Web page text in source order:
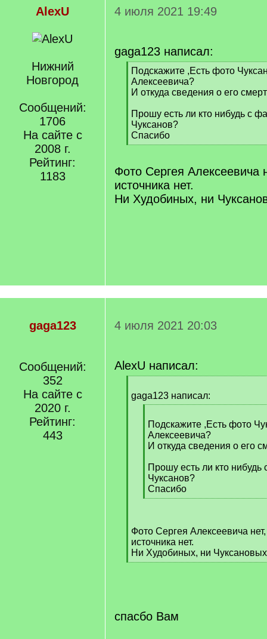
AlexU
Нижний
Новгород
Сообщений:
1706
На сайте с
2008 г.
Рейтинг:
1183
4 июля 2021 19:49
gaga123 написал:
[
q
]
Подскажите ,Есть фото
Алексеевича?
И откуда сведения о его
Прошу есть ли кто нибудь с
Чуксанов?
Спасибо
[
q
]
Фото Сергея Алексеевича
источника нет.
Ни Худобиных, ни
gaga123
Сообщений:
352
На сайте с
2020 г.
Рейтинг:
443
4 июля 2021 20:03
AlexU написал:
q
gaga123 написал:
q
]
Подскажите ,Есть фото
Алексеевича?
И откуда сведения о его
Прошу есть ли кто
Чуксанов?
Спасибо
[
]
Фото Сергея Алексеевича
источника нет.
Ни Худобиных, ни Чуксановых
[
спасбо Вам